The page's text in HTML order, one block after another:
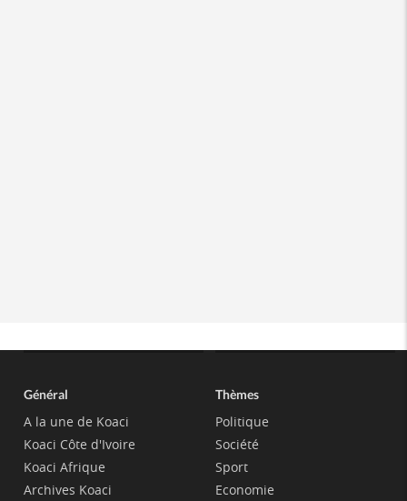
Général
A la une de Koaci
Koaci Côte d'Ivoire
Koaci Afrique
Archives Koaci
Thèmes
Politique
Société
Sport
Economie